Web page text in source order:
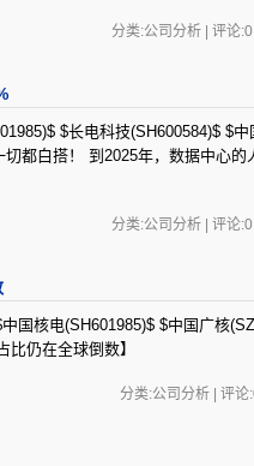
分类:公司分析 | 评论
$长电科技(SH600584)$ $
都白搭！ 到2025年，数据中心的
分类:公司分析 | 评论
国核电(SH601985)$ $中国广核
仍在全球倒数】
分类:公司分析 | 评论